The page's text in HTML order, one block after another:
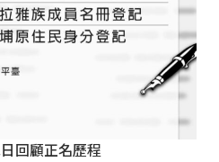
回顧正名歷程